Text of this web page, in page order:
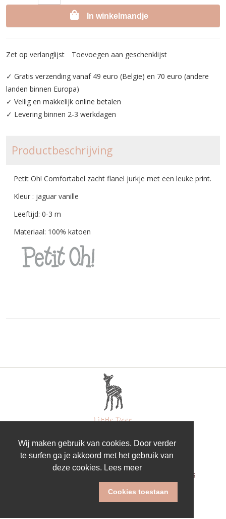
Wij maken gebruik van cookies. Door verder
te surfen ga je akkoord met het gebruik van
deze cookies. Lees meer
Cookies toestaan
In winkelmandje
Zet op verlanglijst Toevoegen aan geschenklijst
✓ Gratis verzending vanaf 49 euro (Belgie) en 70 euro (andere
landen binnen Europa)
✓ Veilig en makkelijk online betalen
✓ Levering binnen 2-3 werkdagen
Productbeschrijving
Petit Oh! Comfortabel zacht flanel jurkje met een leuke print.
Kleur : jaguar vanille
Leeftijd: 0-3 m
Materiaal: 100% katoen
Over ons